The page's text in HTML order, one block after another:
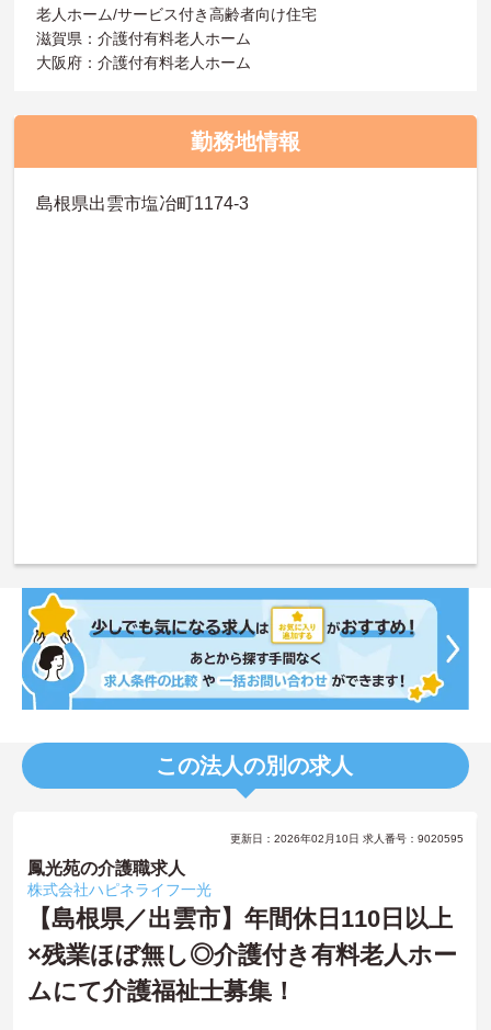
老人ホーム/サービス付き高齢者向け住宅
滋賀県：介護付有料老人ホーム
大阪府：介護付有料老人ホーム
勤務地情報
島根県出雲市塩冶町1174-3
この法人の別の求人
更新日：2026年02月10日 求人番号：9020595
鳳光苑の介護職求人
株式会社ハピネライフ一光
【島根県／出雲市】年間休日110日以上
×残業ほぼ無し◎介護付き有料老人ホー
ムにて介護福祉士募集！